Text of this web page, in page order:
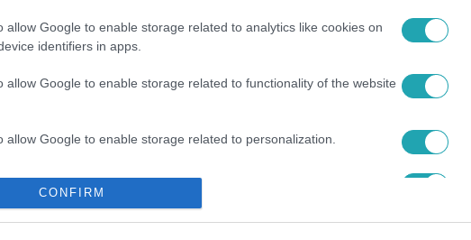
allow Google to enable storage related to analytics like cookies on
identifiers in apps.
allow Google to enable storage related to functionality of the website
allow Google to enable storage related to personalization.
allow Google to enable storage related to security, including
functionality and fraud prevention, and other user protection.
CONFIRM